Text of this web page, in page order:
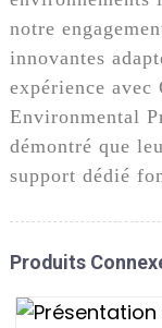
notre
innovantes
expérience
Environmental
démontré que
support dédié
Produits